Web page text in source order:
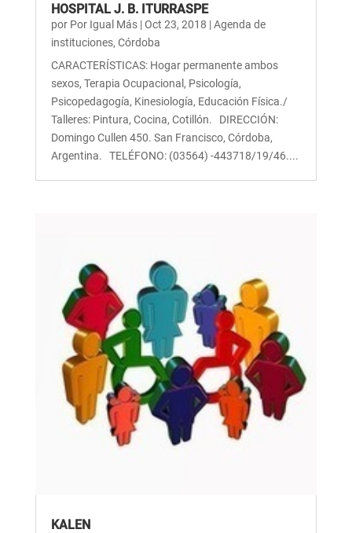
HOSPITAL J. B. ITURRASPE
por Por Igual Más|Oct 23, 2018 |Agenda de
instituciones, Córdoba
CARACTERÍSTICAS: Hogar permanente ambos
sexos, Terapia Ocupacional, Psicología,
Psicopedagogía, Kinesiología, Educación Física./
Talleres: Pintura, Cocina, Cotillón. DIRECCIÓN:
Domingo Cullen 450. San Francisco, Córdoba,
Argentina. TELÉFONO: (03564) -443718/19/46....
KALEN